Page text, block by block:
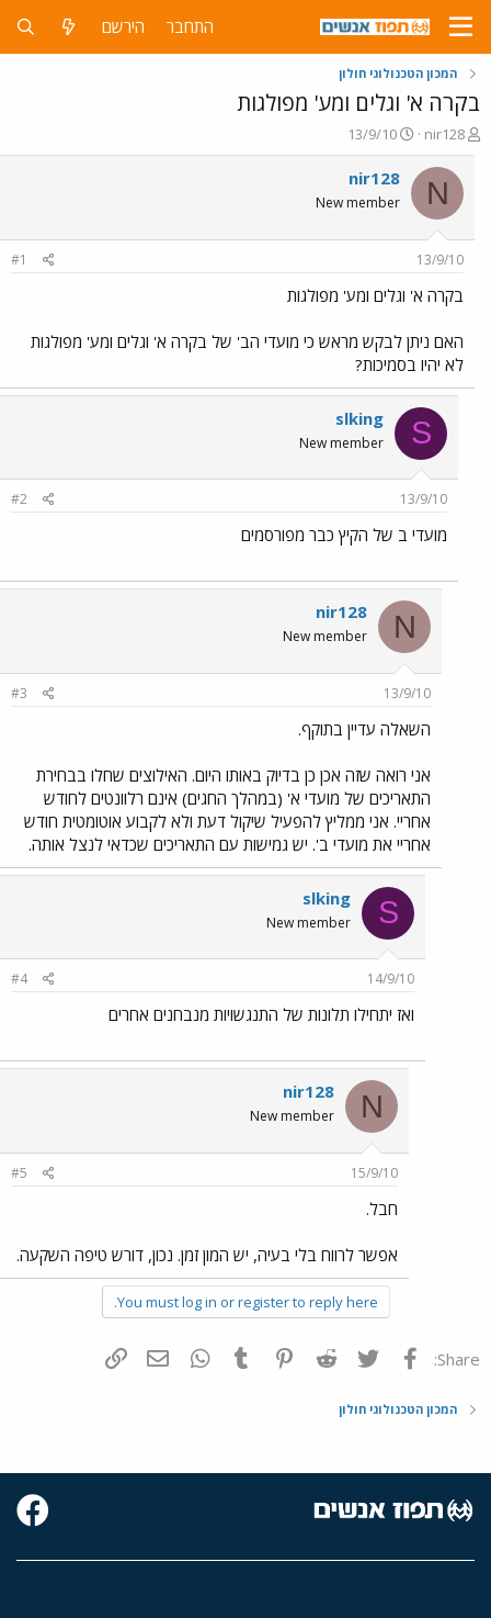
התחבר הירשם
המכון הטכנולוגי חולון
בקרה א' וגלים ומע' מפולגות
פ
ו
ת
ח
ה
ו
ש
א
nir128
פ
ו
ר
ם
ר
ך
13/9/10
N
nir128
New member
13/9/10
#1
בקרה א' וגלים ומע' מפולגות
האם ניתן לבקש מראש כי מועדי הב' של בקרה א' וגלים ומע' מפולגות
לא יהיו בסמיכות?
S
slking
New member
13/9/10
#2
מועדי ב של הקיץ כבר מפורסמים
N
nir128
New member
13/9/10
#3
השאלה עדיין בתוקף.
אני רואה שזה אכן כן בדיוק באותו היום. האילוצים שחלו בבחירת
התאריכים של מועדי א' (במהלך החגים) אינם רלוונטים לחודש
אחריי. אני ממליץ להפעיל שיקול דעת ולא לקבוע אוטומטית חודש
אחריי את מועדי ב'. יש גמישות עם התאריכים שכדאי לנצל אותה.
S
slking
New member
14/9/10
#4
ואז יתחילו תלונות של התנגשויות מנבחנים אחרים
N
nir128
New member
15/9/10
#5
חבל.
אפשר לרווח בלי בעיה, יש המון זמן. נכון, דורש טיפה השקעה.
You must log in or register to reply here.
Share: פייסבוק Twitter
Reddit
Pinterest
Tumblr
WhatsAppדואר אלקטרוני
המכון הטכנולוגי חולון